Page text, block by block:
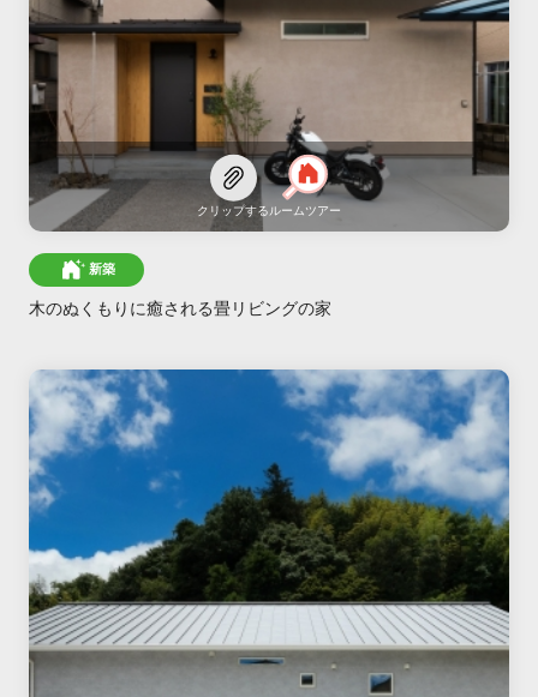
クリップするルームツアー
新築
木のぬくもりに癒される畳リビングの家